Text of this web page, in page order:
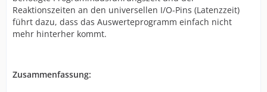
Reaktionszeiten an den universellen I/O-Pins (Latenzzeit)
führt dazu, dass das Auswerteprogramm einfach nicht
mehr hinterher kommt.
Zusammenfassung: